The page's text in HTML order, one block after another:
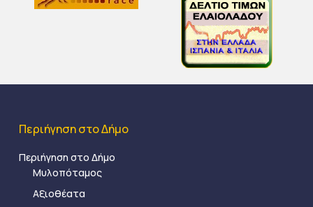
Περιήγηση στο Δήμο
Περιήγηση στο Δήμο
Μυλοπόταμος
Αξιοθέατα